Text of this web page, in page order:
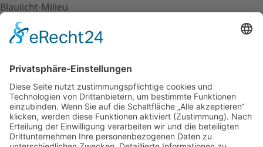
Blaulicht-Milieu
Kontakt
Impressum
Mitgliederbereich
Facebook
Instagram
Umsetzung:DOUBLE-A-DESIGN
Kontakt